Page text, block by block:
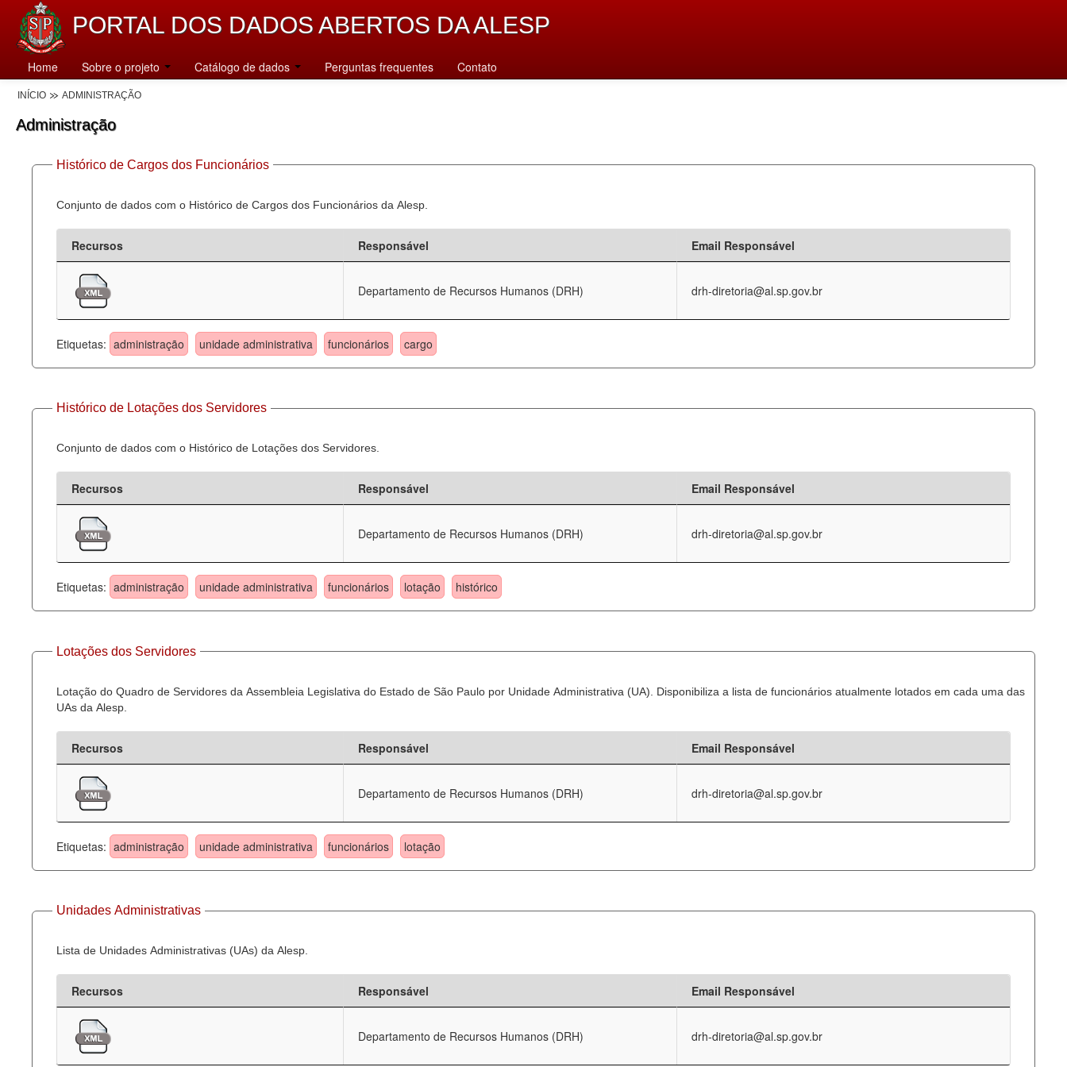
PORTAL DOS DADOS ABERTOS DA ALESP
Home Sobre o projeto Catálogo de dados Perguntas frequentes Contato
INÍCIO ADMINISTRAÇÃO
Administração
Histórico de Cargos dos Funcionários
Conjunto de dados com o Histórico de Cargos dos Funcionários da Alesp.
Recursos Responsável Email Responsável
Departamento de Recursos Humanos (DRH) drh-diretoria@al.sp.gov.br
Etiquetas: administração unidade administrativa funcionários cargo
Histórico de Lotações dos Servidores
Conjunto de dados com o Histórico de Lotações dos Servidores.
Recursos Responsável Email Responsável
Departamento de Recursos Humanos (DRH) drh-diretoria@al.sp.gov.br
Etiquetas: administração unidade administrativa funcionários lotação histórico
Lotações dos Servidores
Lotação do Quadro de Servidores da Assembleia Legislativa do Estado de São Paulo por Unidade Administrativa (UA). Disponibiliza a lista de funcionários atualmente lotados em cada uma das
UAs da Alesp.
Recursos Responsável Email Responsável
Departamento de Recursos Humanos (DRH) drh-diretoria@al.sp.gov.br
Etiquetas: administração unidade administrativa funcionários lotação
Unidades Administrativas
Lista de Unidades Administrativas (UAs) da Alesp.
Recursos Responsável Email Responsável
Departamento de Recursos Humanos (DRH) drh-diretoria@al.sp.gov.br